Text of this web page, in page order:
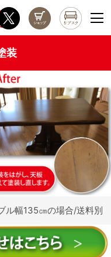
装
ル幅135㎝の場合/送料別